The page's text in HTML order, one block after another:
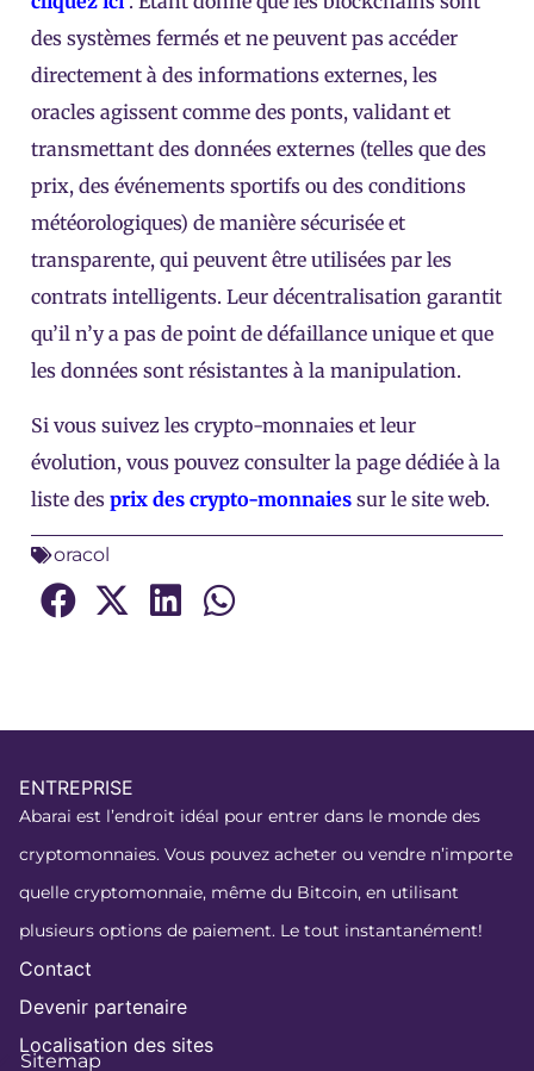
des systèmes fermés et ne peuvent pas accéder
directement à des informations externes, les
oracles agissent comme des ponts, validant et
transmettant des données externes (telles que des
prix, des événements sportifs ou des conditions
météorologiques) de manière sécurisée et
transparente, qui peuvent être utilisées par les
contrats intelligents. Leur décentralisation garantit
qu’il n’y a pas de point de défaillance unique et que
les données sont résistantes à la manipulation.
Si vous suivez les crypto-monnaies et leur
évolution, vous pouvez consulter la page dédiée à la
liste des prix des crypto-monnaies sur le site web.
oracol
ENTREPRISE
Abarai est l’endroit idéal pour entrer dans le monde des
cryptomonnaies. Vous pouvez acheter ou vendre n’importe
quelle cryptomonnaie, même du Bitcoin, en utilisant
plusieurs options de paiement. Le tout instantanément!
Contact
Devenir partenaire
Localisation des sites
Sitemap